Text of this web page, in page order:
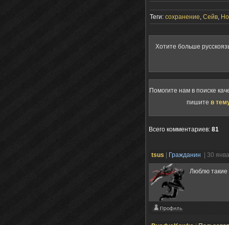
Теги: сохранение, Сейв,
Хотите больше
Помогите нам в поиске
пишите в
Всего комментариев: 81
tsus Гражданин | 30
Люблю